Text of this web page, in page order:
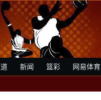
新闻 篮彩 网易体育